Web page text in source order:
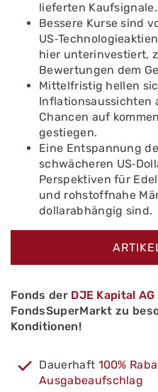
lieferten Kaufsignale.
Bessere Kurse sind
hier unterinvestiert,
Bewertungen dem
Mittelfristig hellen
Inflationsaussichten
Chancen auf
gestiegen.
Eine Entspannung
schwächeren
Perspektiven für
und rohstoffnahe
dollarabhängig sind.
Fonds der DJE Kapital AG
FondsSuperMarkt zu
Konditionen!
Dauerhaft 100%
Ausgabeaufschlag